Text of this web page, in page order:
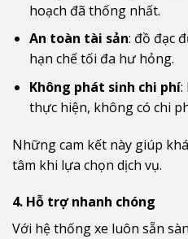
hoạch đã thống nhất.
An toàn tài sản: đồ đạc
hạn chế tối đa hư hỏng.
Không phát sinh chi phí:
thực hiện, không có chi
Những cam kết này giúp
tâm khi lựa chọn dịch vụ.
4. Hỗ trợ nhanh chóng
Với hệ thống xe luôn sẵn